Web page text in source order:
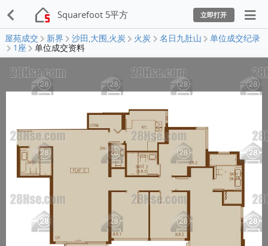
Squarefoot 5平方 立即打开
屋苑成交 新界 沙田,大围,火炭 火炭 名日九肚山
单位成交纪录
1座
单位成交资料